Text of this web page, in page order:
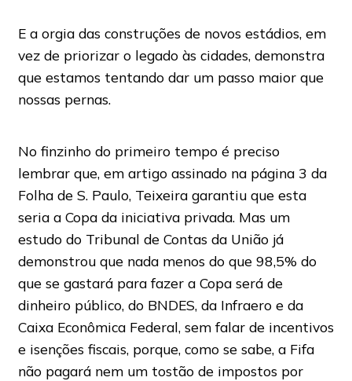
E a orgia das construções de novos estádios, em
vez de priorizar o legado às cidades, demonstra
que estamos tentando dar um passo maior que
nossas pernas.
No finzinho do primeiro tempo é preciso
lembrar que, em artigo assinado na página 3 da
Folha de S. Paulo, Teixeira garantiu que esta
seria a Copa da iniciativa privada. Mas um
estudo do Tribunal de Contas da União já
demonstrou que nada menos do que 98,5% do
que se gastará para fazer a Copa será de
dinheiro público, do BNDES, da Infraero e da
Caixa Econômica Federal, sem falar de incentivos
e isenções fiscais, porque, como se sabe, a Fifa
não pagará nem um tostão de impostos por